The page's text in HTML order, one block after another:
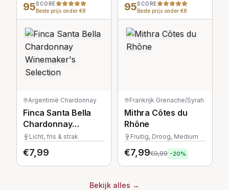
95SCORE
Beste prijs onder €8
Argentinië·Chardonnay
Finca Santa Bella
Chardonnay
Winemaker's
Selection
Licht, fris & strak
€7,99
95SCORE
Beste prijs onder €8
Frankrijk·Grenache/Syrah
Mithra Côtes du
Rhône
Fruitig, Droog, Medium
€7,99€9,99 -20%
Bekijk alles →